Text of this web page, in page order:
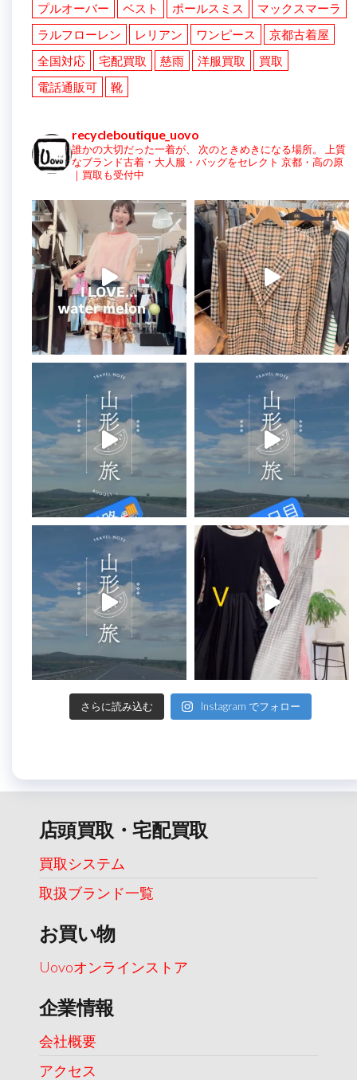
プルオーバー
ベスト ポールスミス
マックスマーラ
ラルフローレン
レリアン ワンピース
京都古着屋
全国対応
宅配買取 慈雨 洋服買取
買取
電話通販可
靴
recycleboutique_uovo
誰かの大切だった一着が、 次のときめきになる場所。
上質
なブランド古着・大人服・バッグをセレクト 京都・高の原
｜買取も受付中
さらに読み込む Instagram でフォロー
店頭買取・宅配買取
買取システム
取扱ブランド一覧
お買い物
Uovoオンラインストア
企業情報
会社概要
アクセス